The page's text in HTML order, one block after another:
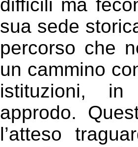
difficili ma
sua sede
percorso che
un cammino
istituzioni,
approdo.
l’atteso